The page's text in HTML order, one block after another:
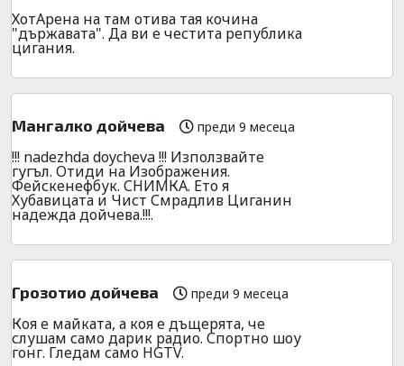
ХотАрена на там отива тая кочина
"държавата". Да ви е честита република
цигания.
Мангалко дойчева преди 9 месеца
!!! nadezhda doycheva !!! Използвайте
гугъл. Отиди на Изображения.
Фейскенефбук. СНИМКА. Ето я
Хубавицата и Чист Смрадлив Циганин
надежда дойчева.!!!.
Грозотио дойчева преди 9 месеца
Коя е майката, а коя е дъщерята, че
слушам само дарик радио. Спортно шоу
гонг. Гледам само HGTV.